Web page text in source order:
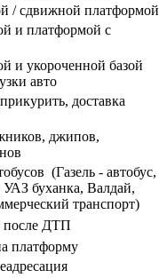
/ сдвижной платформой
и платформой с
и укороченной базой
авто
доставка
джипов,
(Газель - автобус,
буханка, Валдай,
транспорт)
после ДТП
платформу